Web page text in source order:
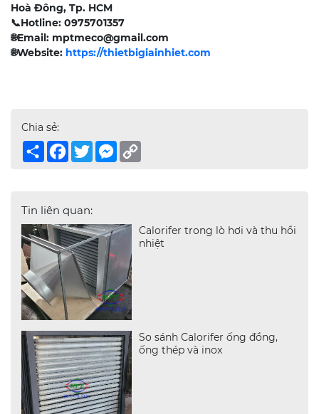
Hoà Đông, Tp. HCM
📞Hotline: 0975701357
🌐Email: mptmeco@gmail.com
🌐Website: https://thietbigiainhiet.com
Chia sẻ:
ShareFacebook
TwitterMessenger
Tin liên quan:
Calorifer trong lò hơi và thu hồi
nhiệt
So sánh Calorifer ống đồng,
ống thép và inox